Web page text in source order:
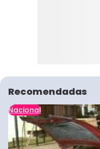
Recomendadas
Nacional